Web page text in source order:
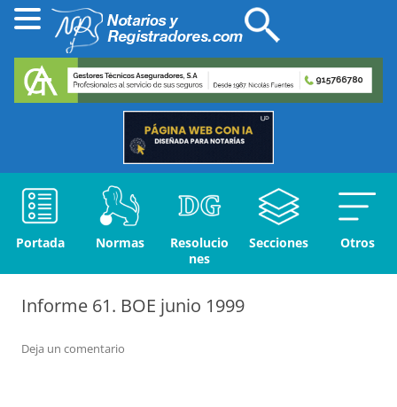
Portada Normas
Resolucio
nes
Secciones Otros
Informe 61. BOE junio 1999
Deja un comentario